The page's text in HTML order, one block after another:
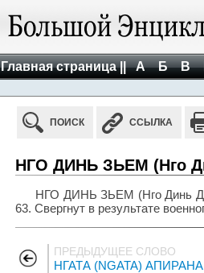
Главная страница || А Б В
ПОИСК ССЫЛКА
НГО ДИНЬ ЗЬЕМ (Нго
НГО ДИНЬ ЗЬЕМ (Нго Динь
63. Свергнут в результате
ПРЕДЫДУЩЕЕ СЛОВО
НГАТА (NGATA) АПИРАНА